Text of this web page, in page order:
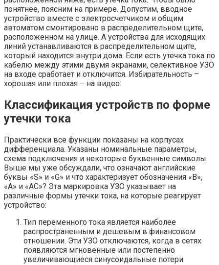
понятнее, поясним на примере. Допустим, вводное
устройство вместе с электросчетчиком и общим
автоматом смонтировано в распределительном щите,
расположенном на улице. А устройства для исходящих
линий устанавливаются в распределительном щите,
который находится внутри дома. Если есть утечка тока по
кабелю между этими двумя экранами, селективное УЗО
на входе сработает и отключится. Избирательность –
хорошая или плохая – на видео:
Классификация устройств по форме
утечки тока
Практически все функции показаны на корпусах
дифференциала. Указаны номинальные параметры,
схема подключения и некоторые буквенные символы.
Выше мы уже обсуждали, что означают английские
буквы «S» и «G» и что характеризует обозначения «B»,
«A» и «AC»? Эта маркировка УЗО указывает на
различные формы утечки тока, на которые реагирует
устройство:
Тип переменного тока является наиболее
распространенным и дешевым в финансовом
отношении. Эти УЗО отключаются, когда в сетях
появляются мгновенные или постепенно
увеличивающиеся синусоидальные потери